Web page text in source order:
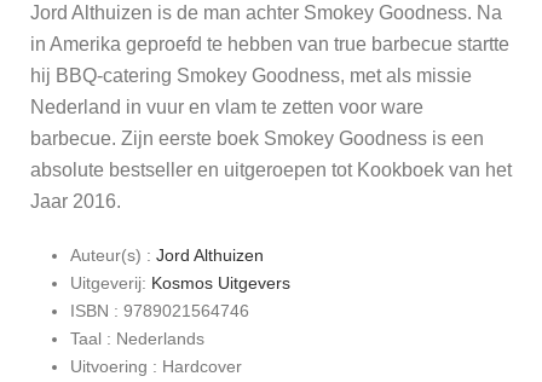
Jord Althuizen is de man achter Smokey Goodness. Na
in Amerika geproefd te hebben van true barbecue startte
hij BBQ-catering Smokey Goodness, met als missie
Nederland in vuur en vlam te zetten voor ware
barbecue. Zijn eerste boek Smokey Goodness is een
absolute bestseller en uitgeroepen tot Kookboek van het
Jaar 2016.
Auteur(s) : Jord Althuizen
Uitgeverij: Kosmos Uitgevers
ISBN : 9789021564746
Taal : Nederlands
Uitvoering : Hardcover